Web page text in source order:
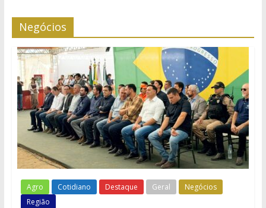
Negócios
Agro Cotidiano Destaque Geral
Negócios
Região